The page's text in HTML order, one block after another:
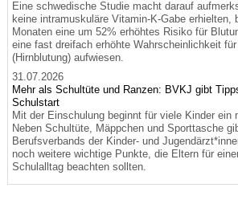
Eine schwedische Studie macht darauf
keine intramuskuläre Vitamin-K-Gabe erhielten,
Monaten eine um 52% erhöhtes Risiko für
eine fast dreifach erhöhte Wahrscheinlichkeit
(Hirnblutung) aufwiesen.
31.07.2026
Mehr als Schultüte und Ranzen: BVKJ gibt
Schulstart
Mit der Einschulung beginnt für viele Kinder ein
Neben Schultüte, Mäppchen und Sporttasche
Berufsverbands der Kinder- und
noch weitere wichtige Punkte, die Eltern für
Schulalltag beachten sollten.